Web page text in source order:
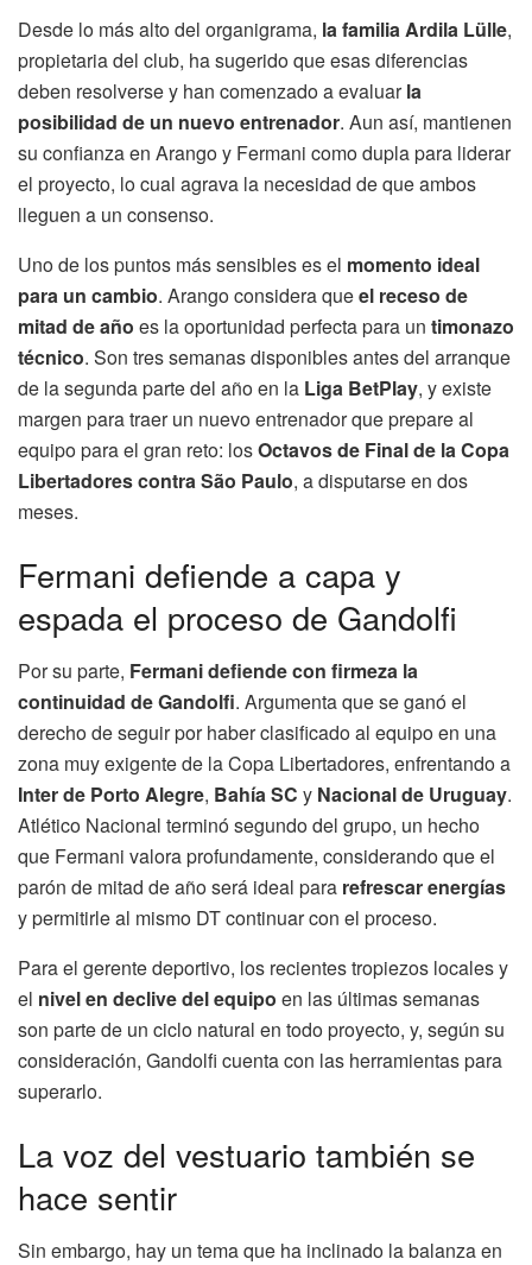
Desde lo más alto del organigrama, la familia Ardila Lülle,
propietaria del club, ha sugerido que esas diferencias
deben resolverse y han comenzado a evaluarla
posibilidad de un nuevo entrenador. Aun así, mantienen
su confianza en Arango y Fermani como dupla para liderar
el proyecto, lo cual agrava la necesidad de que ambos
lleguen a un consenso.
Uno de los puntos más sensibles es el momento ideal
para un cambio. Arango considera queel receso de
mitad de año es la oportunidad perfecta para un timonazo
técnico. Son tres semanas disponibles antes del arranque
de la segunda parte del año en la Liga BetPlay, y existe
margen para traer un nuevo entrenador que prepare al
equipo para el gran reto: losOctavos de Final de la Copa
Libertadores contra São Paulo, a disputarse en dos
meses.
Fermani defiende a capa y
espada el proceso de Gandolfi
Por su parte, Fermani defiende con firmeza la
continuidad de Gandolfi. Argumenta que se ganó el
derecho de seguir por haber clasificado al equipo en una
zona muy exigente de la Copa Libertadores, enfrentando a
Inter de Porto Alegre, Bahía SC y Nacional de Uruguay.
Atlético Nacional terminó segundo del grupo, un hecho
que Fermani valora profundamente, considerando que el
parón de mitad de año será ideal para refrescar energías
y permitirle al mismo DT continuar con el proceso.
Para el gerente deportivo, los recientes tropiezos locales y
el nivel en declive del equipo en las últimas semanas
son parte de un ciclo natural en todo proyecto, y, según su
consideración, Gandolfi cuenta con las herramientas para
superarlo.
La voz del vestuario también se
hace sentir
Sin embargo, hay un tema que ha inclinado la balanza en